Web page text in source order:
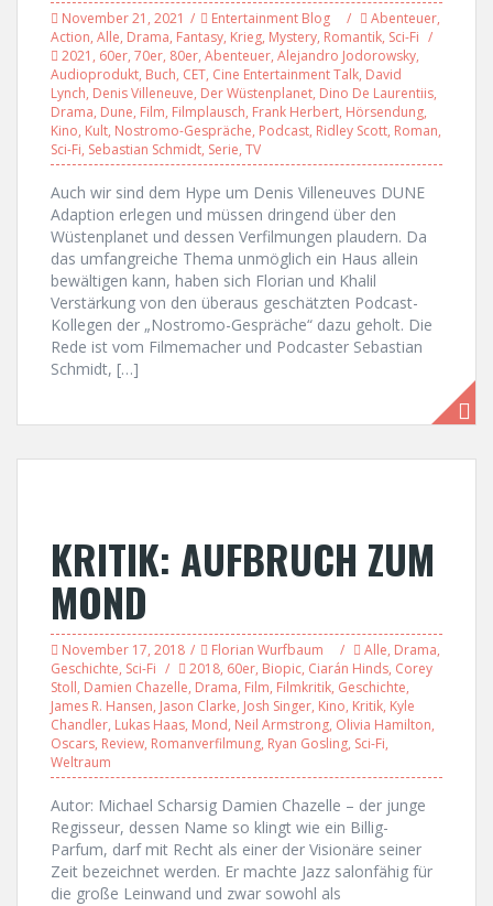
November 21, 2021 Entertainment Blog Abenteuer,
Action, Alle, Drama, Fantasy, Krieg, Mystery, Romantik, Sci-Fi
2021 , 60er, 70er, 80er, Abenteuer, Alejandro Jodorowsky,
Audioprodukt, Buch, CET, Cine Entertainment Talk, David
Lynch, Denis Villeneuve, Der Wüstenplanet, Dino De Laurentiis,
Drama, Dune, Film, Filmplausch, Frank Herbert, Hörsendung,
Kino, Kult, Nostromo-Gespräche, Podcast, Ridley Scott, Roman,
Sci-Fi, Sebastian Schmidt, Serie, TV
Auch wir sind dem Hype um Denis Villeneuves DUNE
Adaption erlegen und müssen dringend über den
Wüstenplanet und dessen Verfilmungen plaudern. Da
das umfangreiche Thema unmöglich ein Haus allein
bewältigen kann, haben sich Florian und Khalil
Verstärkung von den überaus geschätzten Podcast-
Kollegen der „Nostromo-Gespräche“ dazu geholt. Die
Rede ist vom Filmemacher und Podcaster Sebastian
Schmidt, […]
KRITIK: AUFBRUCH ZUM
MOND
November 17, 2018 Florian Wurfbaum Alle, Drama,
Geschichte, Sci-Fi 2018, 60er, Biopic, Ciarán Hinds, Corey
Stoll, Damien Chazelle, Drama, Film, Filmkritik, Geschichte,
James R. Hansen, Jason Clarke, Josh Singer, Kino, Kritik, Kyle
Chandler, Lukas Haas, Mond, Neil Armstrong, Olivia Hamilton,
Oscars, Review, Romanverfilmung, Ryan Gosling, Sci-Fi,
Weltraum
Autor: Michael Scharsig Damien Chazelle – der junge
Regisseur, dessen Name so klingt wie ein Billig-
Parfum, darf mit Recht als einer der Visionäre seiner
Zeit bezeichnet werden. Er machte Jazz salonfähig für
die große Leinwand und zwar sowohl als